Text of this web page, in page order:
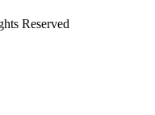
Reserved